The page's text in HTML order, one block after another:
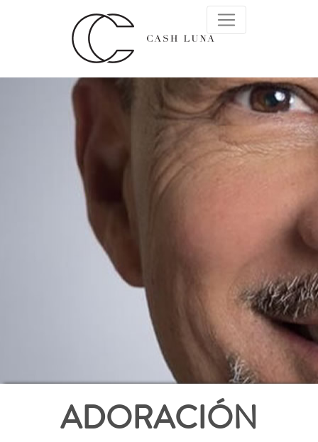
ADORACIÓN